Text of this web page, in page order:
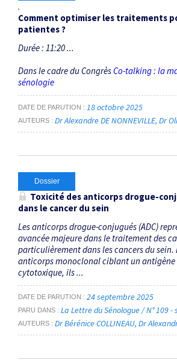
Comment optimiser les traitements
patientes ?
Durée : 11:20 ...
Dans le cadre du CongrèsCo-talking : la
sénologie
DATE DE PARUTION 18 octobre 2025
AUTEURS Dr Alexandre DE NONNEVILLE Dr
Dossier
Toxicité des anticorps ­drogue-
dans le cancer du sein
Les anticorps drogue-conjugués (ADC)
avancée majeure dans le traitement des
particulièrement dans les cancers du
anticorps monoclonal ciblant un
cytotoxique, ils ...
DATE DE PARUTION 24 septembre 2025
PARU DANS La Lettre du Sénologue / N° 109
AUTEURS Dr Bérénice COLLINEAU Dr